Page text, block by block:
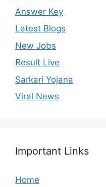
Answer Key
Latest Blogs
New Jobs
Result Live
Sarkari Yojana
Viral News
Important Links
Home